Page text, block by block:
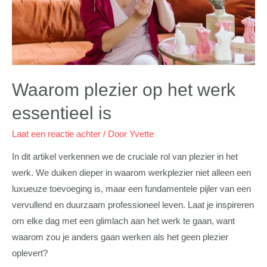
Waarom plezier op het werk
essentieel is
Laat een reactie achter / Door Yvette
In dit artikel verkennen we de cruciale rol van plezier in het
werk. We duiken dieper in waarom werkplezier niet alleen een
luxueuze toevoeging is, maar een fundamentele pijler van een
vervullend en duurzaam professioneel leven. Laat je inspireren
om elke dag met een glimlach aan het werk te gaan, want
waarom zou je anders gaan werken als het geen plezier
oplevert?